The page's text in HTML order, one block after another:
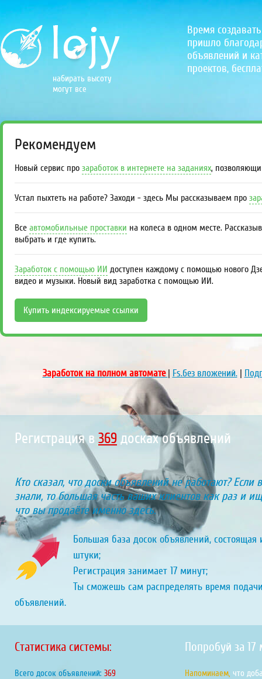
набирать высоту
могут все
Время
пришло
объявлений и
проектов,
Рекомендуем
Новый сервис про заработок в интернете на заданиях,
Устал пыхтеть на работе? Заходи - здесь Мы рассказываем про
Все автомобильные проставки на колеса в одном месте.
выбрать и где купить.
Заработок с помощью ИИ доступен каждому с помощью нового
видео и музыки. Новый вид заработка с помощью ИИ.
Купить индексируемые ссылки
Заработок на полном автомате| Fs.без вложений.|
Регистрация в 424 досках объявлений
Кто сказал, что доски объявлений не работают? Если
знали, то большая часть ваших клиентов как раз и
что вы продаёте именно здесь.
Большая база досок объявлений, состоящая
штуки;
Регистрация занимает 17 минут;
Ты сможешь сам распределять время
объявлений.
Статистика системы:
Всего досок объявлений: 424
Попробуй за 17
Напоминаем, что